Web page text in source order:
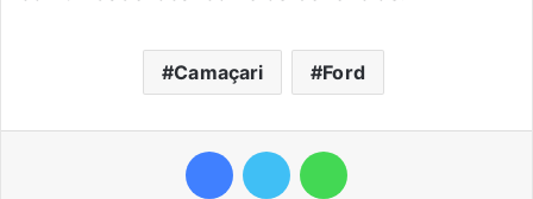
Camaçari Ford
FacebookTwitter